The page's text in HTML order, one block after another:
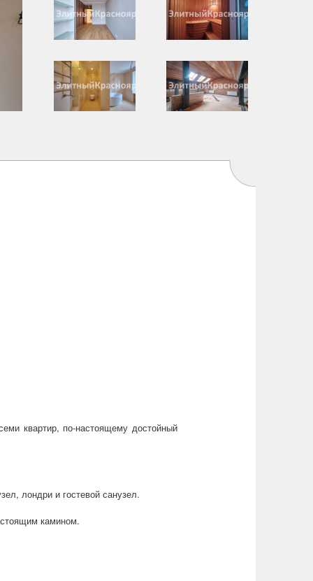
квартир, по-настоящему достойный
лондри и гостевой санузел.
камином.